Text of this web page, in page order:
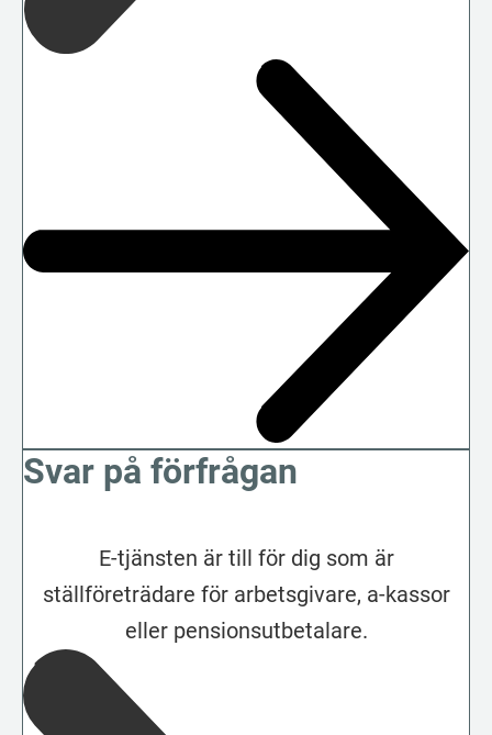
Svar på förfrågan
E-tjänsten är till för dig som är
ställföreträdare för arbetsgivare, a-kassor
eller pensionsutbetalare.